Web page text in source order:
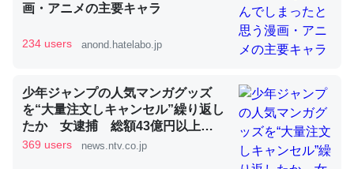
昆虫ってカルシウム少ないのか。知らんかった。調べたら
コオロギのカルシウム分はエビの600分の1程度。
画・アニメの主要キャラ
234 users anond.hatelabo.jp
少年ジャンプの人気マンガグッズ
を“大量注文しキャンセル”繰り返し
たか 女逮捕 総額43億円以上
（2026年8月6日掲載）｜日テレ
369 users news.ntv.co.jp